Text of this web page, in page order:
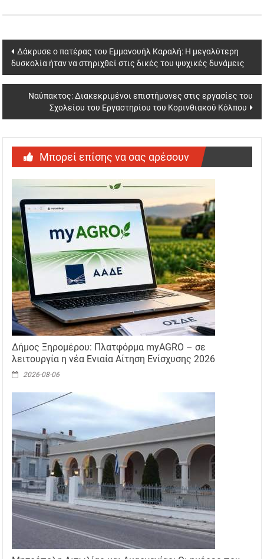
Post
navigation
Δάκρυσε ο πατέρας του Εμμανουήλ Καραλή: Η μεγαλύτερη
δυσκολία ήταν να στηριχθεί στις δικές του ψυχικές δυνάμεις
Ναύπακτος: Διακεκριμένοι επιστήμονες στις εργασίες του
Σχολείου του Εργαστηρίου του Κορινθιακού Κόλπου
Μπορεί επίσης να σας αρέσουν
Δήμος Ξηρομέρου: Πλατφόρμα myAGRO – σε
λειτουργία η νέα Ενιαία Αίτηση Ενίσχυσης 2026
2026-08-06